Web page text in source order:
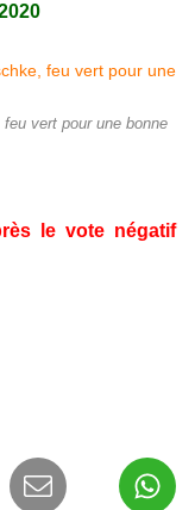
vert pour une bonne
le vote négatif